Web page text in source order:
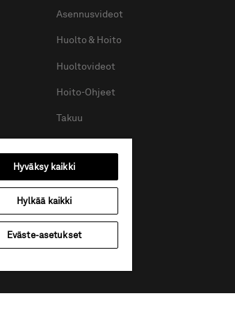
Asennusvideot
Huolto & Hoito
Huoltovideot
Hoito-Ohjeet
Takuu
Kuvapankki
Hyväksy kaikki
Hylkää kaikki
Eväste-asetukset